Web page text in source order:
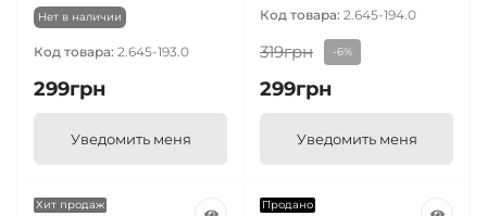
Нет в наличии
Код товара: 2.645-193.0
299грн
Уведомить меня
Код товара: 2.645-194.0
319грн -6%
299грн
Уведомить меня
Хит продаж
Продано